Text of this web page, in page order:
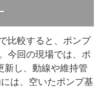
比較すると、ポンプ
今回の現場では、ポ
新し、動線や維持管
は、空いたポンプ基